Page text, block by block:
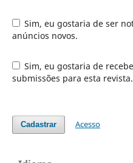
Sim, eu gostaria de ser notificado(a) de publicações e
anúncios novos.
Sim, eu gostaria de receber solicitações para avaliar
submissões para esta revista.
Cadastrar Acesso